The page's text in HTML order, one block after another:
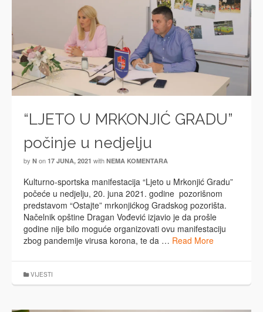
“LJETO U MRKONJIĆ GRADU”
počinje u nedjelju
by N on 17 JUNA, 2021 with NEMA KOMENTARA
Kulturno-sportska manifestacija “Ljeto u Mrkonjić Gradu”
počeće u nedjelju, 20. juna 2021. godine pozorišnom
predstavom “Ostajte” mrkonjićkog Gradskog pozorišta.
Načelnik opštine Dragan Vođević izjavio je da prošle
godine nije bilo moguće organizovati ovu manifestaciju
zbog pandemije virusa korona, te da … Read More
VIJESTI